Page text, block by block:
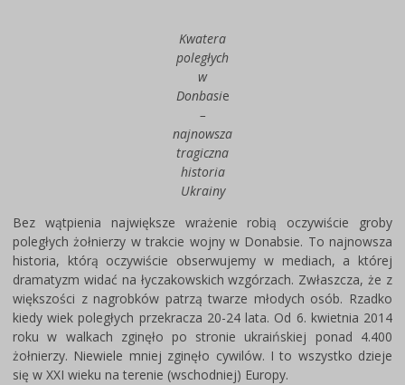
Kwatera
poległych
w
Donbasie
–
najnowsza
tragiczna
historia
Ukrainy
Bez wątpienia największe wrażenie robią oczywiście groby
poległych żołnierzy w trakcie wojny w Donabsie. To najnowsza
historia, którą oczywiście obserwujemy w mediach, a której
dramatyzm widać na łyczakowskich wzgórzach. Zwłaszcza, że z
większości z nagrobków patrzą twarze młodych osób. Rzadko
kiedy wiek poległych przekracza 20-24 lata. Od 6. kwietnia 2014
roku w walkach zginęło po stronie ukraińskiej ponad 4.400
żołnierzy. Niewiele mniej zginęło cywilów. I to wszystko dzieje
się w XXI wieku na terenie (wschodniej) Europy.